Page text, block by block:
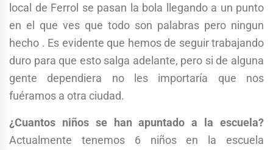
local de Ferrol se pasan la bola llegando a un punto
en el que ves que todo son palabras pero ningun
hecho . Es evidente que hemos de seguir trabajando
duro para que esto salga adelante, pero si de alguna
gente dependiera no les importaría que nos
fuéramos a otra ciudad.
¿Cuantos niños se han apuntado a la escuela?
Actualmente tenemos 6 niños en la escuela